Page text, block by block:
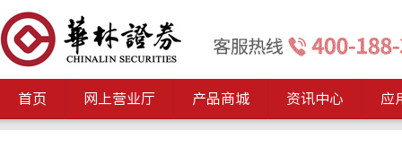
首页 网上营业厅 产品商城 资讯中心 应